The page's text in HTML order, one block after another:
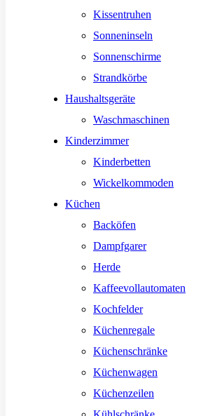
Kissentruhen
Sonneninseln
Sonnenschirme
Strandkörbe
Haushaltsgeräte
Waschmaschinen
Kinderzimmer
Kinderbetten
Wickelkommoden
Küchen
Backöfen
Dampfgarer
Herde
Kaffeevollautomaten
Kochfelder
Küchenregale
Küchenschränke
Küchenwagen
Küchenzeilen